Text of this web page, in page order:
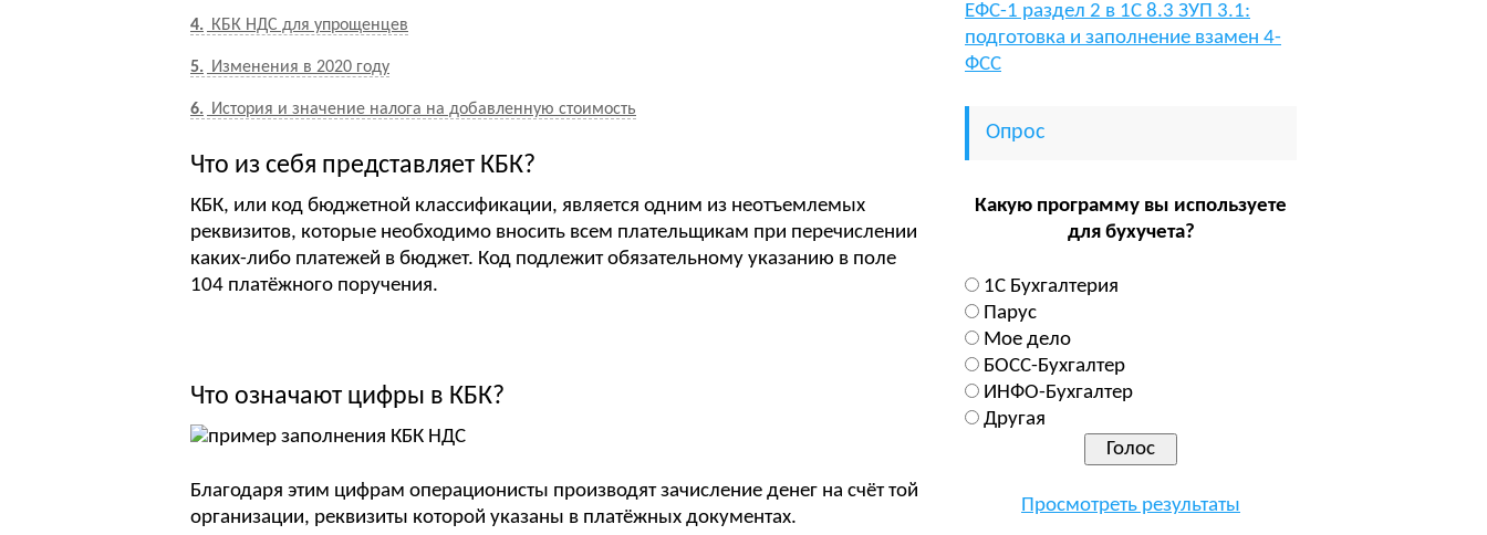
4 КБК НДС для упрощенцев
5 Изменения в 2020 году
6 История и значение налога на добавленную стоимость
Что из себя представляет КБК?
КБК, или код бюджетной классификации, является одним из неотъемлемых
реквизитов, которые необходимо вносить всем плательщикам при перечислении
каких-либо платежей в бюджет. Код подлежит обязательному указанию в поле
104 платёжного поручения.
Что означают цифры в КБК?
Благодаря этим цифрам операционисты производят зачисление денег на счёт той
организации, реквизиты которой указаны в платёжных документах.
ЕФС-1 раздел 2 в 1С 8.3 ЗУП 3.1:
подготовка и заполнение взамен 4-
ФСС
Опрос
Какую программу вы используете
для бухучета?
1С Бухгалтерия
Парус
Мое дело
БОСС-Бухгалтер
ИНФО-Бухгалтер
Другая
Просмотреть результаты